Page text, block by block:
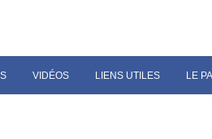
VIDÉOS LIENS UTILES LE